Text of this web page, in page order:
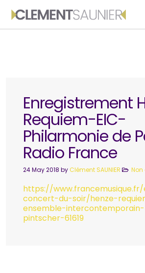
EVENEMENTS
CONTACT
Enregistrement
Requiem-EIC-
Philarmonie de
Radio France
24 May 2018 by Clément SAUNIER
https://
concert-du-soir/henze-
ensemble-
pintscher-61619